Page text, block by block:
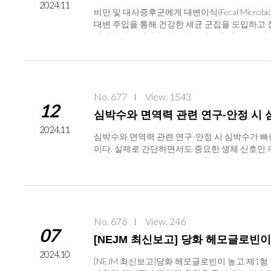
2024.11
비만 및 대사증후군에게 대변이식(Fecal
대변 주입을 통해 건강한 세균 군집을 도입하
대변이식은 질병을 치료하는 치료옵션으로 주
있는지 연구하면서, 건강이 장내 미생물군(마
기내과를 포함해 감염내과, 진단검사의학과 등
성 클로스트로이데스 디피실 감염
난치성 CDI 치료에 대한 대변이식의 전체 성공
자에게 대변이식을 시행하는 경우 규정을 따르
주의하도록 경고했다. 가이드라인에서는 대변
3개월마다 동일한 임상평가와 혈청 및 대변검
도록 권고했으며, 엄격하게 선별된 신선대변
내시경으로 주입하는 것을 고려하도록 주문했
절차 및 세균총 이식과 관련된 가능한 이상반
12
2024.11
No. 677 View. 1543
심박수와 면역력 관련 연구-안정 시
심박수와 면역력 관련 연구-안정 시 심박수가
이다. 실제로 간단하면서도 중요한 생체 신호인
수록 염증 수준이 높아지고 고혈압, 심부전, 심
대사질환 및 염증 관련 지표인 이완기 혈압, 염
한 데이터가 누락된 사람(n=1), 6) 부정맥의 병
분석에 포함되었다. 그림 1. Flow chart of study
그룹을 기준으로 비교 분석하였을 때, 낮은
났다. 또한, 경로 분석에서 혈청 코르티솔의 매
07
2024.10
No. 676 View. 246
[NEJM 최신보고] 당화 헤모글로빈
[NEJM 최신보고]당화 헤모글로빈이 높고 제1